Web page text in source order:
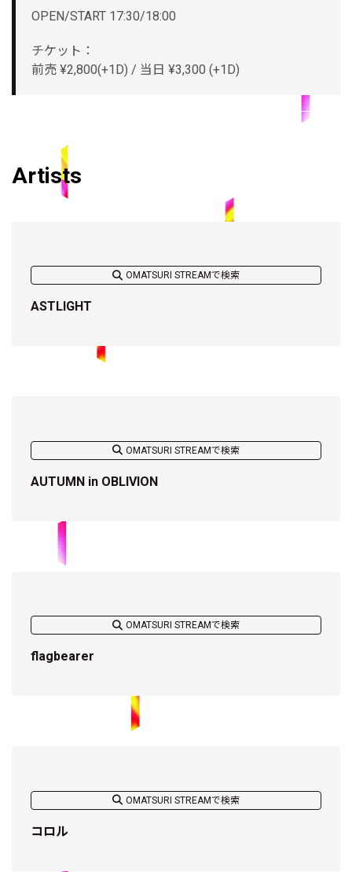
OPEN/START 17:30/18:00
チケット：
前売 ¥2,800(+1D) / 当日 ¥3,300 (+1D)
Artists
OMATSURI STREAMで検索
ASTLIGHT
OMATSURI STREAMで検索
AUTUMN in OBLIVION
OMATSURI STREAMで検索
flagbearer
OMATSURI STREAMで検索
コロル